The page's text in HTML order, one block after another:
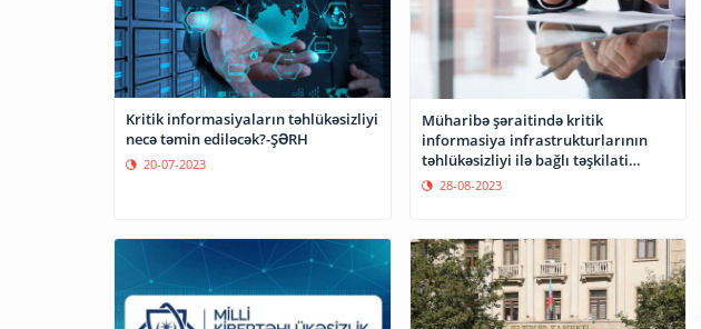
Kritik informasiyaların təhlükəsizliyi
necə təmin ediləcək?-ŞƏRH
20-07-2023
Müharibə şəraitində kritik
informasiya infrastrukturlarının
təhlükəsizliyi ilə bağlı təşkilati
əsaslar yaradılacaq
28-08-2023